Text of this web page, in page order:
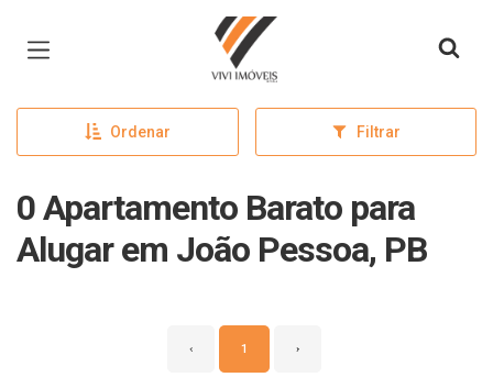
Página inicial
Ordenar Filtrar
0 Apartamento Barato para
Alugar em João Pessoa, PB
‹ 1 ›